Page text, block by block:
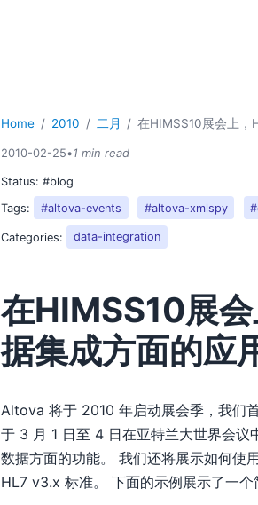
Home 2010 二月 在HIMSS10展会上，
2010-02-25•1 min read
Status:#blog
Tags:
#altova-events #altova-xmlspy
Categories: data-integration
在HIMSS10展
据集成方面的应
Altova 将于 2010 年启动展会季，我们
于 3 月 1 日至 4 日在亚特兰大世界会
数据方面的功能。 我们还将展示如何使
HL7 v3.x 标准。 下面的示例展示了一